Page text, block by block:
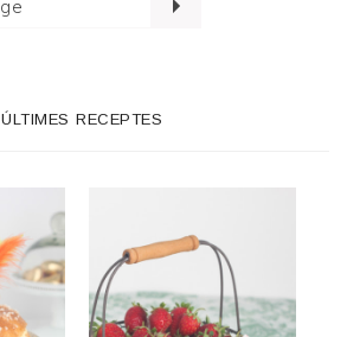
ÚLTIMES RECEPTES